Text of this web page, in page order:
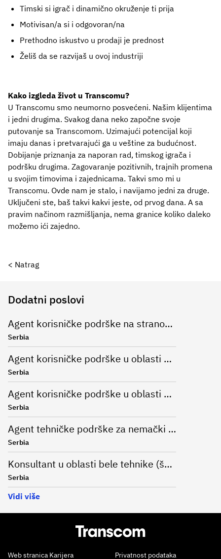
Timski si igrač i dinamično okruženje ti prija
Motivisan/a si i odgovoran/na
Prethodno iskustvo u prodaji je prednost
Želiš da se razvijaš u ovoj industriji
Kako izgleda život u Transcomu?
U Transcomu smo neumorno posvećeni. Našim klijentima
i jedni drugima. Svakog dana neko započne svoje
putovanje sa Transcomom. Uzimajući potencijal koji
imaju danas i pretvarajući ga u veštine za budućnost.
Dobijanje priznanja za naporan rad, timskog igrača i
podršku drugima. Zagovaranje pozitivnih, trajnih promena
u svojim timovima i zajednicama. Takvi smo mi u
Transcomu. Ovde nam je stalo, i navijamo jedni za druge.
Uključeni ste, baš takvi kakvi jeste, od prvog dana. A sa
pravim načinom razmišljanja, nema granice koliko daleko
možemo ići zajedno.
< Natrag
Dodatni poslovi
Agent korisničke podrške na stranom jeziku
Serbia
Agent korisničke podrške u oblasti modne industrije za nemački jezik
Serbia
Agent korisničke podrške u oblasti online bankarstva (nemački jezik)
Serbia
Agent tehničke podrške za nemački jezik (Remote)
Serbia
Konsultant u oblasti bele tehnike (španski jezik)
Serbia
Vidi više
Web stranica Karijera Privatnost podataka